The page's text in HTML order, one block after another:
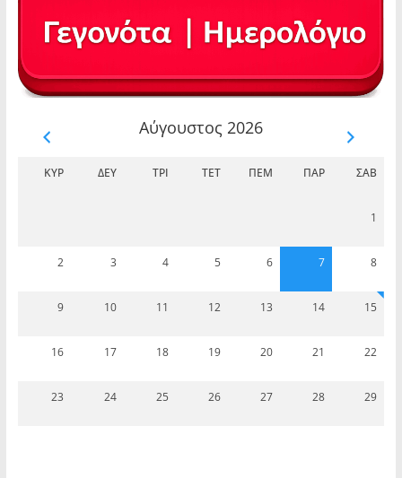
Αύγουστος 2026
ΚΥΡ ΔΕΥ ΤΡΊ ΤΕΤ ΠΈΜ ΠΑΡ ΣΆΒ
1
2 3 4 5 6 7 8
9 10 11 12 13 14 15
16 17 18 19 20 21 22
23 24 25 26 27 28 29